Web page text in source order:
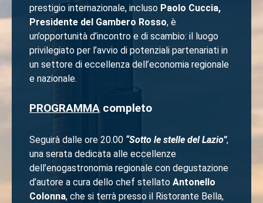
prestigio internazionale, incluso Paolo Cuccia,
Presidente del Gambero Rosso, è
un’opportunità d’incontro e di scambio: il luogo
privilegiato per l’avvio di potenziali partenariati in
un settore di eccellenza dell’economia regionale
e nazionale.
PROGRAMMA completo
Seguirà dalle ore 20.00 “Sotto le stelle del Lazio”,
una serata dedicata alle eccellenze
dell’enogastronomia regionale con degustazione
d’autore a cura dello chef stellato Antonello
Colonna, che si terrà presso il Ristorante Bella,